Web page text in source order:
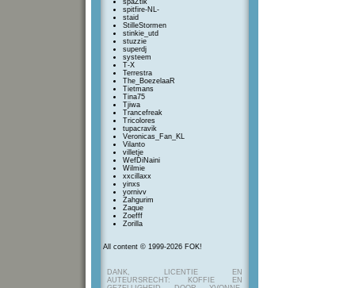
spaZtik
spitfire-NL-
staid
StilleStormen
stinkie_utd
stuzzie
superdj
systeem
T-X
Terrestra
The_BoezelaaR
Tietmans
Tina75
Tjiwa
Trancefreak
Tricolores
tupacravik
Veronicas_Fan_KL
Vilanto
villetje
WefDiNaini
Wilmie
xxcillaxx
yinxs
yornivv
Zahgurim
Zaque
Zoefff
Zorilla
All content © 1999-2026 FOK!
DANK, LICENTIE EN
AUTEURSRECHT: KOFFIE EN